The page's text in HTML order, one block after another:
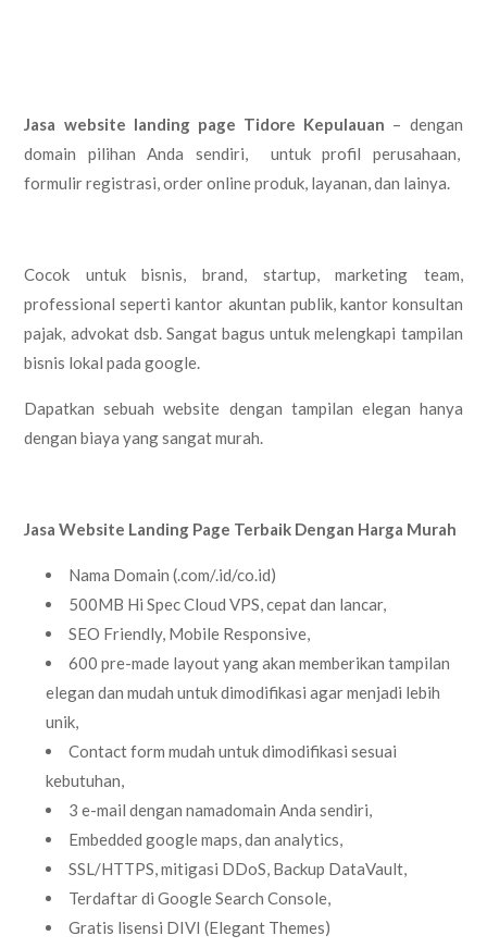
Jasa website landing page Tidore Kepulauan – dengan
domain pilihan Anda sendiri, untuk profil perusahaan,
formulir registrasi, order online produk, layanan, dan lainya.
Cocok untuk bisnis, brand, startup, marketing team,
professional seperti kantor akuntan publik, kantor konsultan
pajak, advokat dsb. Sangat bagus untuk melengkapi tampilan
bisnis lokal pada google.
Dapatkan sebuah website dengan tampilan elegan hanya
dengan biaya yang sangat murah.
Jasa Website Landing Page Terbaik Dengan Harga Murah
Nama Domain (.com/.id/co.id)
500MB Hi Spec Cloud VPS, cepat dan lancar,
SEO Friendly, Mobile Responsive,
600 pre-made layout yang akan memberikan tampilan
elegan dan mudah untuk dimodifikasi agar menjadi lebih
unik,
Contact form mudah untuk dimodifikasi sesuai
kebutuhan,
3 e-mail dengan namadomain Anda sendiri,
Embedded google maps, dan analytics,
SSL/HTTPS, mitigasi DDoS, Backup DataVault,
Terdaftar di Google Search Console,
Gratis lisensi DIVI (Elegant Themes)